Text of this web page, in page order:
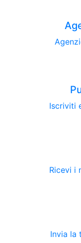
Iscriviti
Ricevi i
Invia la